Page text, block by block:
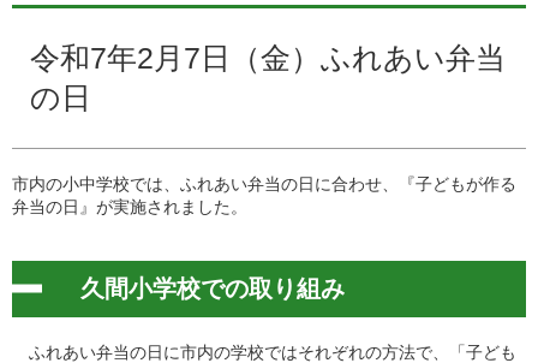
令和7年2月7日（金）ふれあい弁当
の日
市内の小中学校では、ふれあい弁当の日に合わせ、『子どもが作る
弁当の日』が実施されました。
久間小学校での取り組み
ふれあい弁当の日に市内の学校ではそれぞれの方法で、「子ども